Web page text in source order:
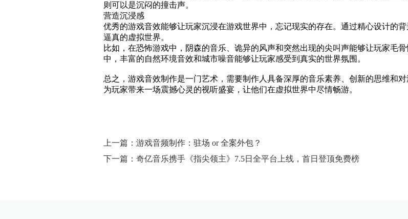
则可以是沉闷的撞击声。
营造沉浸感
优秀的游戏音效能够让玩家沉浸在游戏世界中，忘记现实的存在。通过精心设计的
逼真的虚拟世界。
比如，在恐怖游戏中，阴森的音乐、诡异的风声和突然出现的尖叫声能够让玩家毛
中，丰富的自然环境音效和城市噪音能够让玩家感受到真实的世界氛围。
总之，游戏音效制作是一门艺术，需要制作人具备深厚的音乐素养、创新的思维和
为玩家带来一场震撼心灵的视听盛宴，让他们在虚拟世界中尽情畅游。
上一篇：游戏音频制作：驻场 or 全案外包？
下一篇：奇亿音乐携手《指尖领主》7.5日全平台上线，首日登顶免费榜